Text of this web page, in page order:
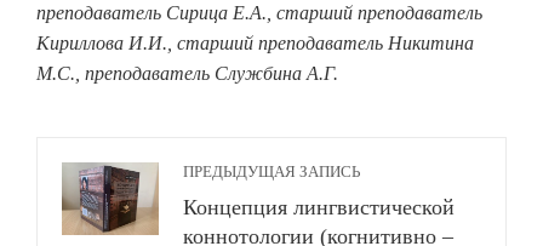
преподаватель Сирица Е.А., старший преподаватель
Кириллова И.И., старший преподаватель Никитина
М.С., преподаватель Службина А.Г.
ПРЕДЫДУЩАЯ ЗАПИСЬ
Концепция лингвистической
коннотологии (когнитивно –